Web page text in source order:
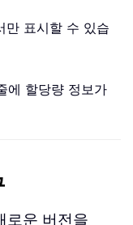
만 표시할 수 있습
에 할당량 정보가
로운 버전을